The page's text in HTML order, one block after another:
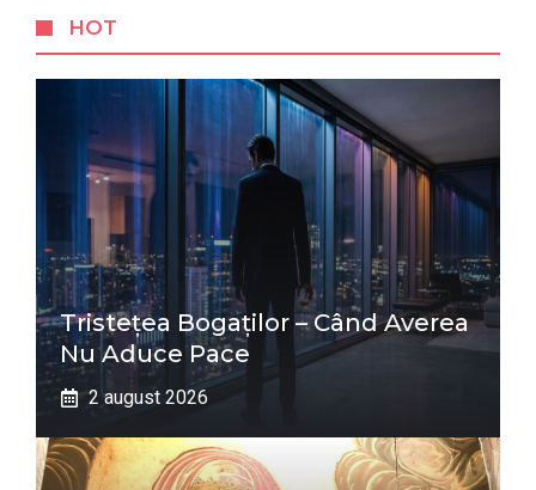
HOT
Tristețea Bogaților – Când Averea
Nu Aduce Pace
2 august 2026